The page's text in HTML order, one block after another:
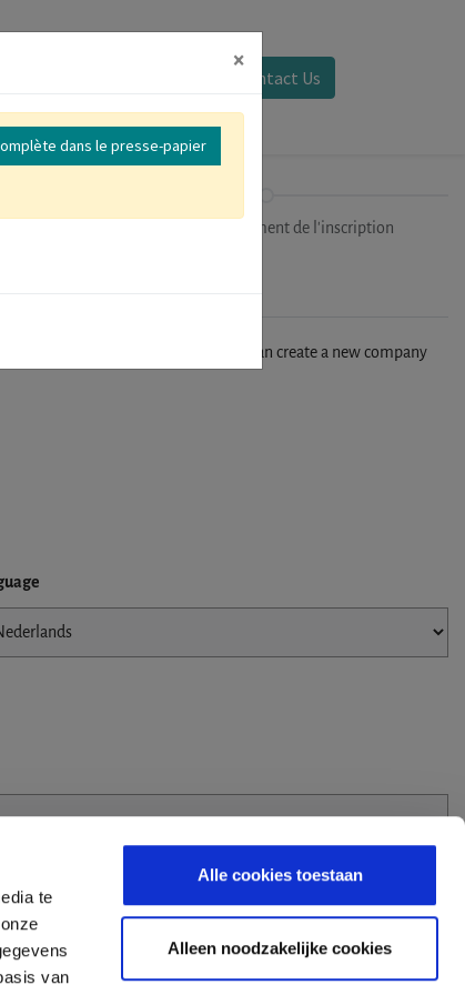
te
van
Alle cookies toestaan
Alleen noodzakelijke cookies
Contact Us
Finalisation/Paiement de l'inscription
company in our database, you can create a new company
×
dans le presse-papier